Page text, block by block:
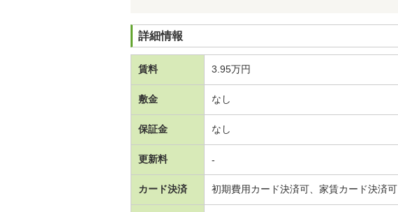
詳細情報
賃料 3.95万円
敷金 なし
保証金 なし
更新料 -
カード決済 初期費用カード決済可、家賃カード決済可